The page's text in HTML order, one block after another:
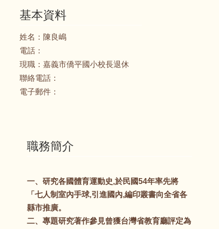
基本資料
姓名： 陳良嶋
電話：
現職： 嘉義市僑平國小校長退休
聯絡電話：
電子郵件：
職務簡介
一、研究各國體育運動史,於民國54年率先將
「七人制室內手球,引進國內,編印叢書向全省各
縣市推廣。
二、專題研究著作參見曾獲台灣省教育廳評定為